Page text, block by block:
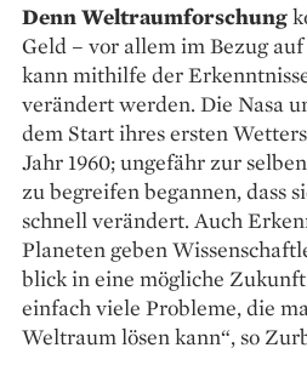
Denn Weltraumforschung
Geld – vor allem im Bezug
kann mithilfe der
verändert werden. Die Nasa
dem Start ihres ersten
Jahr 1960; ungefähr zur
zu begreifen begannen, dass
schnell verändert. Auch
Planeten geben
blick in eine mögliche
einfach viele Probleme, die
Weltraum lösen kann“, so